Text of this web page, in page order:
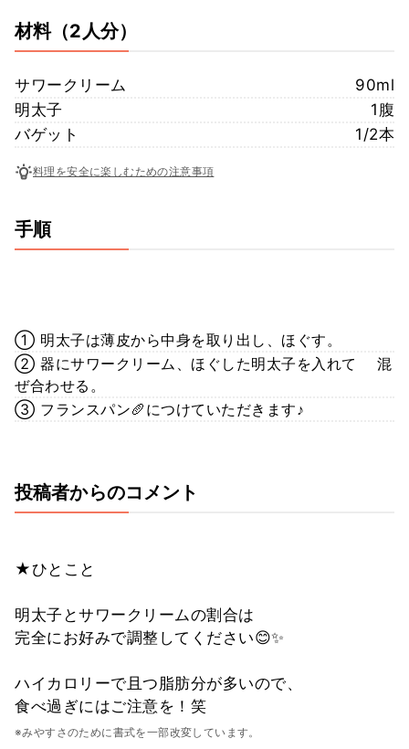
材料（2人分）
サワークリーム
90ml
明太子
1腹
バゲット
1/2本
料理を安全に楽しむための注意事項
手順
① 明太子は薄皮から中身を取り出し、ほぐす。
② 器にサワークリーム、ほぐした明太子を入れて 混
ぜ合わせる。
③ フランスパン🥖につけていただきます♪
投稿者からのコメント
★ひとこと
明太子とサワークリームの割合は
完全にお好みで調整してください😊✨
ハイカロリーで且つ脂肪分が多いので、
食べ過ぎにはご注意を！笑
※みやすさのために書式を一部改変しています。